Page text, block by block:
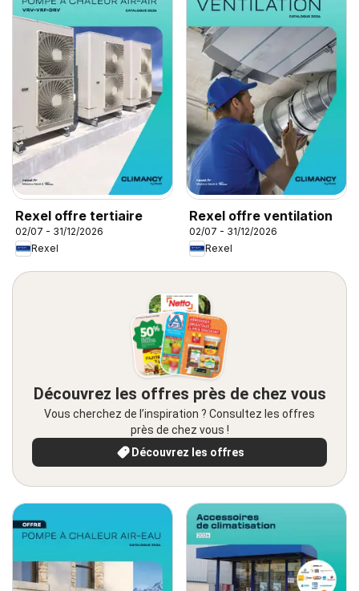
Rexel offre tertiaire
02/07 - 31/12/2026
Rexel
Rexel offre ventilation
02/07 - 31/12/2026
Rexel
Découvrez les offres près de chez vous
Vous cherchez de l’inspiration ? Consultez les offres
près de chez vous !
Découvrez les offres